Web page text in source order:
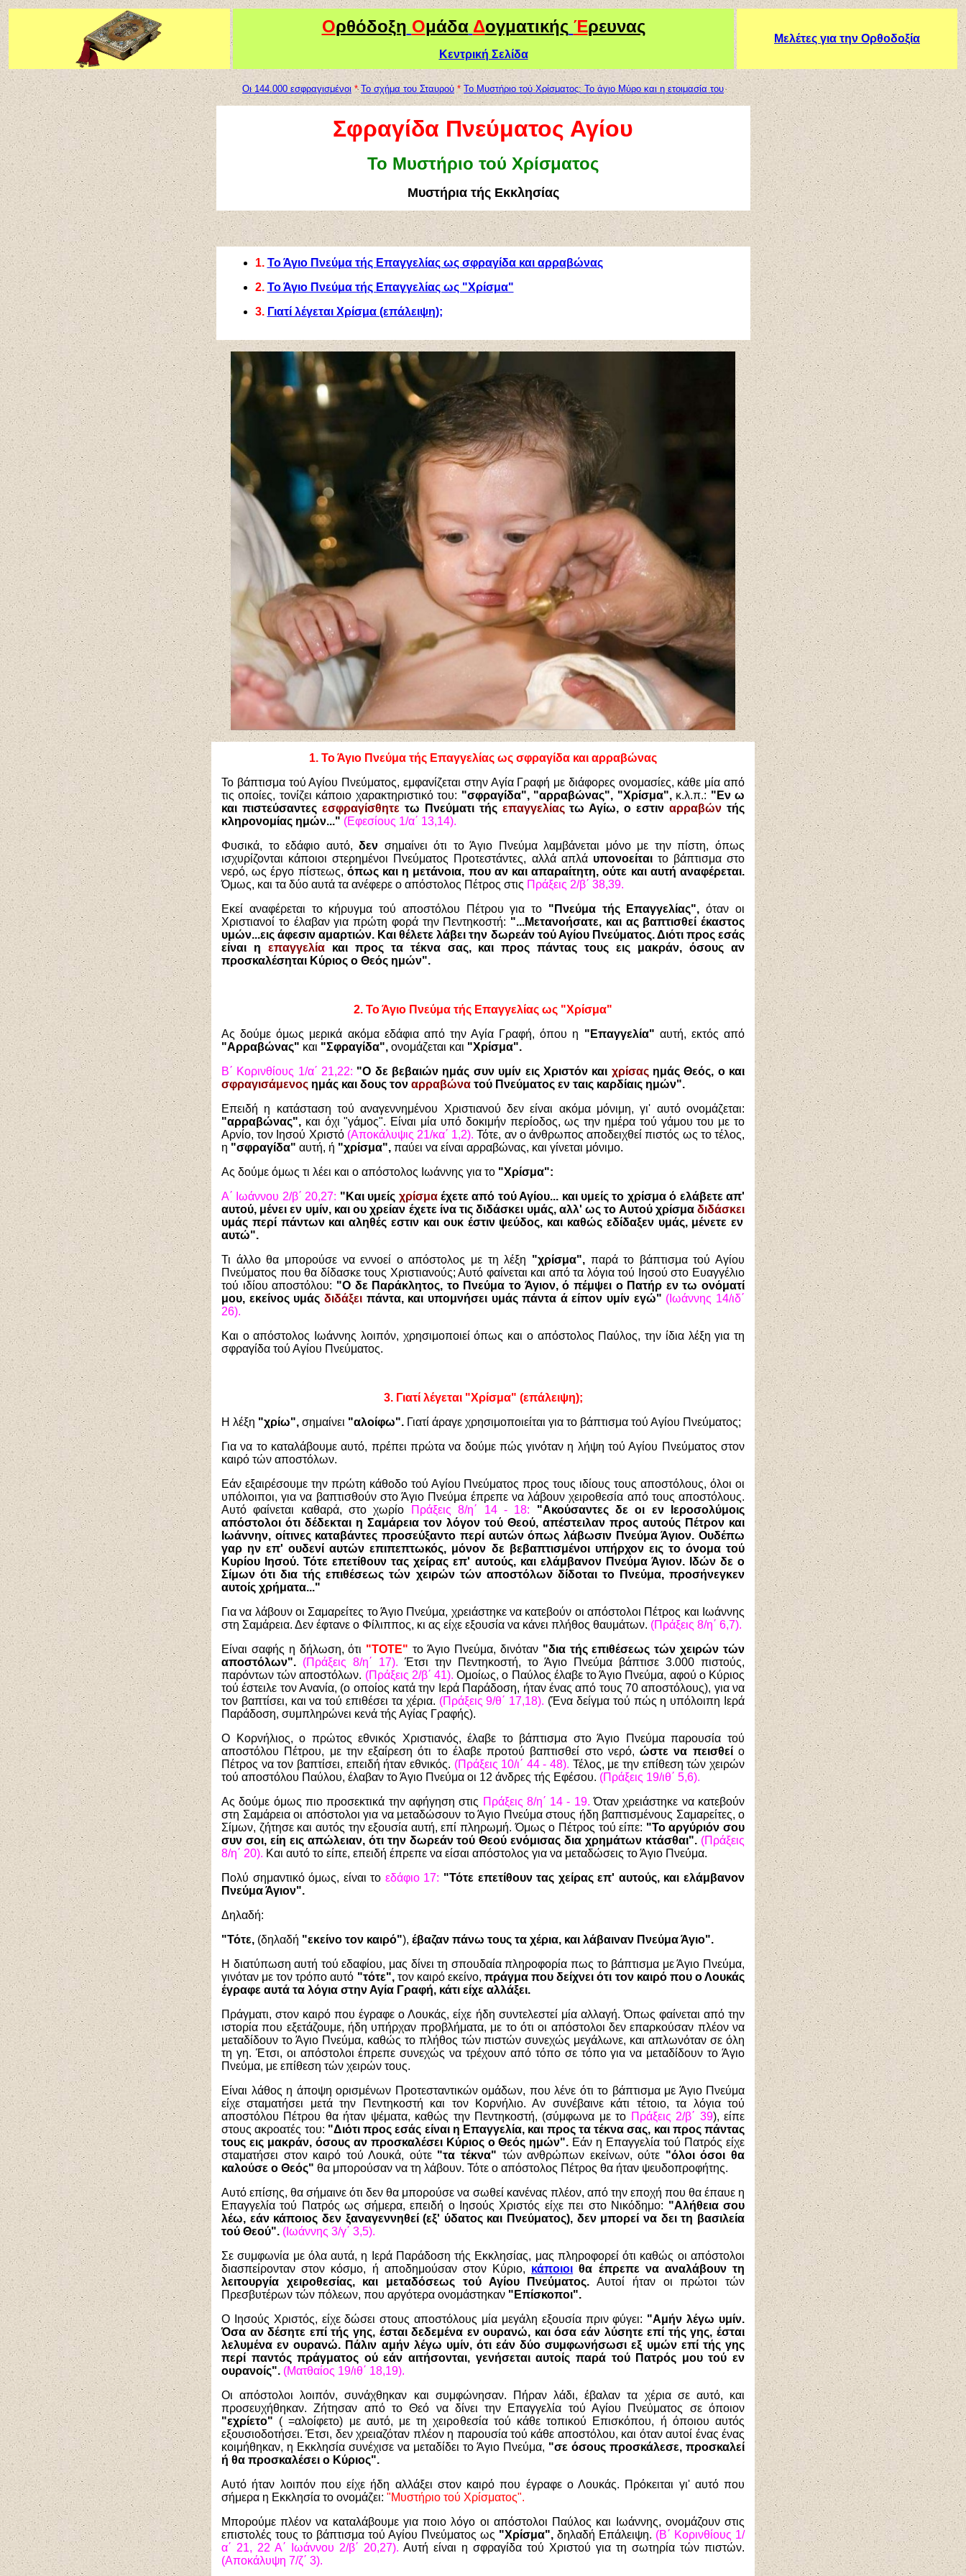
Ορθόδοξη Ομάδα Δογματικής Έρευνας
Κεντρική Σελίδα
Μελέτες για την Ορθοδοξία
Οι 144.000 εσφραγισμένοι * Το σχήμα του Σταυρού * Το Μυστήριο τού Χρίσματος: Το άγιο Μύρο και η ετοιμασία του
Σφραγίδα Πνεύματος Αγίου
Το Μυστήριο τού Χρίσματος
Μυστήρια τής Εκκλησίας
1. Το Άγιο Πνεύμα τής Επαγγελίας ως σφραγίδα και αρραβώνας
2. Το Άγιο Πνεύμα τής Επαγγελίας ως "Χρίσμα"
3. Γιατί λέγεται Χρίσμα (επάλειψη);
1. Το Άγιο Πνεύμα τής Επαγγελίας ως σφραγίδα και αρραβώνας
Το βάπτισμα τού Αγίου Πνεύματος, εμφανίζεται στην Αγία Γραφή με διάφορες ονομασίες, κάθε μία από
τις οποίες, τονίζει κάποιο χαρακτηριστικό του: "σφραγίδα", "αρραβώνας", "Χρίσμα",κ.λ.π.: "Εν ω
και πιστεύσαντες εσφραγίσθητετω Πνεύματι τής επαγγελίαςτω Αγίω, ο εστιναρραβών τής
κληρονομίας ημών..." (Εφεσίους 1/α΄ 13,14).
Φυσικά, το εδάφιο αυτό,δεν σημαίνει ότι το Άγιο Πνεύμα λαμβάνεται μόνο με την πίστη, όπως
ισχυρίζονται κάποιοι στερημένοι Πνεύματος Προτεστάντες, αλλά απλά υπονοείταιτο βάπτισμα στο
νερό, ως έργο πίστεως, όπως και η μετάνοια, που αν και απαραίτητη, ούτε και αυτή αναφέρεται.
Όμως, και τα δύο αυτά τα ανέφερε ο απόστολος Πέτρος στις Πράξεις 2/β΄ 38,39.
Εκεί αναφέρεται το κήρυγμα τού αποστόλου Πέτρου για το "Πνεύμα τής Επαγγελίας", όταν οι
Χριστιανοί το έλαβαν για πρώτη φορά την Πεντηκοστή: "...Μετανοήσατε, και ας βαπτισθεί έκαστος
υμών...εις άφεσιν αμαρτιών. Και θέλετε λάβει την δωρεάν τού Αγίου Πνεύματος. Διότι προς εσάς
είναι η επαγγελίακαι προς τα τέκνα σας, και προς πάντας τους εις μακράν, όσους αν
προσκαλέσηται Κύριος ο Θεός ημών".
2. Το Άγιο Πνεύμα τής Επαγγελίας ως "Χρίσμα"
Ας δούμε όμως μερικά ακόμα εδάφια από την Αγία Γραφή, όπου η "Επαγγελία" αυτή, εκτός από
"Αρραβώνας" και "Σφραγίδα", ονομάζεται και "Χρίσμα".
Β΄ Κορινθίους 1/α΄ 21,22: "Ο δε βεβαιών ημάς συν υμίν εις Χριστόν και χρίσας ημάς Θεός, ο και
σφραγισάμενος ημάς και δους τον αρραβώνα τού Πνεύματος εν ταις καρδίαις ημών".
Επειδή η κατάσταση τού αναγεννημένου Χριστιανού δεν είναι ακόμα μόνιμη, γι' αυτό ονομάζεται:
"αρραβώνας", και όχι "γάμος". Είναι μία υπό δοκιμήν περίοδος, ως την ημέρα τού γάμου του με το
Αρνίο, τον Ιησού Χριστό (Αποκάλυψις 21/κα΄ 1,2). Τότε, αν ο άνθρωπος αποδειχθεί πιστός ως το τέλος,
η "σφραγίδα" αυτή, ή "χρίσμα", παύει να είναι αρραβώνας, και γίνεται μόνιμο.
Ας δούμε όμως τι λέει και ο απόστολος Ιωάννης για το "Χρίσμα":
Α΄ Ιωάννου 2/β΄ 20,27: "Και υμείς χρίσμαέχετε από τού Αγίου... και υμείς το χρίσμα ό ελάβετε απ'
αυτού, μένει εν υμίν, και ου χρείαν έχετε ίνα τις διδάσκει υμάς, αλλ' ως το Αυτού χρίσμα διδάσκει
υμάς περί πάντων και αληθές εστιν και ουκ έστιν ψεύδος, και καθώς εδίδαξεν υμάς, μένετε εν
αυτώ".
Τι άλλο θα μπορούσε να εννοεί ο απόστολος με τη λέξη "χρίσμα",παρά το βάπτισμα τού Αγίου
Πνεύματος που θα δίδασκε τους Χριστιανούς; Αυτό φαίνεται και από τα λόγια τού Ιησού στο Ευαγγέλιο
τού ιδίου αποστόλου: "Ο δε Παράκλητος, το Πνεύμα το Άγιον, ό πέμψει ο Πατήρ εν τω ονόματί
μου, εκείνος υμάς διδάξειπάντα, και υπομνήσει υμάς πάντα ά είπον υμίν εγώ" (Ιωάννης 14/ιδ΄
26).
Και ο απόστολος Ιωάννης λοιπόν, χρησιμοποιεί όπως και ο απόστολος Παύλος, την ίδια λέξη για τη
σφραγίδα τού Αγίου Πνεύματος.
3. Γιατί λέγεται "Χρίσμα" (επάλειψη);
Η λέξη "χρίω", σημαίνει "αλοίφω". Γιατί άραγε χρησιμοποιείται για το βάπτισμα τού Αγίου Πνεύματος;
Για να το καταλάβουμε αυτό, πρέπει πρώτα να δούμε πώς γινόταν η λήψη τού Αγίου Πνεύματος στον
καιρό τών αποστόλων.
Εάν εξαιρέσουμε την πρώτη κάθοδο τού Αγίου Πνεύματος προς τους ιδίους τους αποστόλους, όλοι οι
υπόλοιποι, για να βαπτισθούν στο Άγιο Πνεύμα έπρεπε να λάβουν χειροθεσία από τους αποστόλους.
Αυτό φαίνεται καθαρά, στο χωρίο
Πράξεις 8/η΄ 14 - 18:
"Ακούσαντες δε οι εν Ιεροσολύμοις
απόστολοι ότι δέδεκται η Σαμάρεια τον λόγον τού Θεού, απέστειλαν προς αυτούς Πέτρον και
Ιωάννην, οίτινες καταβάντες προσεύξαντο περί αυτών όπως λάβωσιν Πνεύμα Άγιον. Ουδέπω
γαρ ην επ' ουδενί αυτών επιπεπτωκός, μόνον δε βεβαπτισμένοι υπήρχον εις το όνομα τού
Κυρίου Ιησού. Τότε επετίθουν τας χείρας επ' αυτούς, και ελάμβανον Πνεύμα Άγιον. Ιδών δε ο
Σίμων ότι δια τής επιθέσεως τών χειρών τών αποστόλων δίδοται το Πνεύμα, προσήνεγκεν
αυτοίς χρήματα..."
Για να λάβουν οι Σαμαρείτες το Άγιο Πνεύμα, χρειάστηκε να κατεβούν οι απόστολοι Πέτρος και Ιωάννης
στη Σαμάρεια. Δεν έφτανε ο Φίλιππος, κι ας είχε εξουσία να κάνει πλήθος θαυμάτων. (Πράξεις 8/η΄ 6,7).
Είναι σαφής η δήλωση, ότι "TOTE"το Άγιο Πνεύμα, δινόταν "δια τής επιθέσεως τών χειρών τών
αποστόλων". (Πράξεις 8/η΄ 17). Έτσι την Πεντηκοστή, το Άγιο Πνεύμα βάπτισε 3.000 πιστούς,
παρόντων τών αποστόλων. (Πράξεις 2/β΄ 41). Ομοίως, ο Παύλος έλαβε το Άγιο Πνεύμα, αφού ο Κύριος
τού έστειλε τον Ανανία, (ο οποίος κατά την Ιερά Παράδοση, ήταν ένας από τους 70 αποστόλους), για να
τον βαπτίσει, και να τού επιθέσει τα χέρια. (Πράξεις 9/θ΄ 17,18). (Ένα δείγμα τού πώς η υπόλοιπη Ιερά
Παράδοση, συμπληρώνει κενά τής Αγίας Γραφής).
Ο Κορνήλιος, ο πρώτος εθνικός Χριστιανός, έλαβε το βάπτισμα στο Άγιο Πνεύμα παρουσία τού
αποστόλου Πέτρου, με την εξαίρεση ότι το έλαβε προτού βαπτισθεί στο νερό,ώστε να πεισθείο
Πέτρος να τον βαπτίσει, επειδή ήταν εθνικός. (Πράξεις 10/ι΄ 44 - 48). Τέλος, με την επίθεση τών χειρών
τού αποστόλου Παύλου, έλαβαν το Άγιο Πνεύμα οι 12 άνδρες τής Εφέσου. (Πράξεις 19/ιθ΄ 5,6).
Ας δούμε όμως πιο προσεκτικά την αφήγηση στις Πράξεις 8/η΄ 14 - 19. Όταν χρειάστηκε να κατεβούν
στη Σαμάρεια οι απόστολοι για να μεταδώσουν το Άγιο Πνεύμα στους ήδη βαπτισμένους Σαμαρείτες, ο
Σίμων, ζήτησε και αυτός την εξουσία αυτή, επί πληρωμή. Όμως ο Πέτρος τού είπε: "Το αργύριόν σου
συν σοι, είη εις απώλειαν, ότι την δωρεάν τού Θεού ενόμισας δια χρημάτων κτάσθαι". (Πράξεις
8/η΄ 20). Και αυτό το είπε, επειδή έπρεπε να είσαι απόστολος για να μεταδώσεις το Άγιο Πνεύμα.
Πολύ σημαντικό όμως, είναι το εδάφιο 17: "Τότε επετίθουν τας χείρας επ' αυτούς, και ελάμβανον
Πνεύμα Άγιον".
Δηλαδή:
"Τότε, (δηλαδή "εκείνο τον καιρό"), έβαζαν πάνω τους τα χέρια, και λάβαιναν Πνεύμα Άγιο".
Η διατύπωση αυτή τού εδαφίου, μας δίνει τη σπουδαία πληροφορία πως το βάπτισμα με Άγιο Πνεύμα,
γινόταν με τον τρόπο αυτό "τότε",τον καιρό εκείνο,πράγμα που δείχνει ότι τον καιρό που ο Λουκάς
έγραφε αυτά τα λόγια στην Αγία Γραφή, κάτι είχε αλλάξει.
Πράγματι, στον καιρό που έγραφε ο Λουκάς, είχε ήδη συντελεστεί μία αλλαγή. Όπως φαίνεται από την
ιστορία που εξετάζουμε, ήδη υπήρχαν προβλήματα, με το ότι οι απόστολοι δεν επαρκούσαν πλέον να
μεταδίδουν το Άγιο Πνεύμα, καθώς το πλήθος τών πιστών συνεχώς μεγάλωνε, και απλωνόταν σε όλη
τη γη. Έτσι, οι απόστολοι έπρεπε συνεχώς να τρέχουν από τόπο σε τόπο για να μεταδίδουν το Άγιο
Πνεύμα, με επίθεση τών χειρών τους.
Είναι λάθος η άποψη ορισμένων Προτεσταντικών ομάδων, που λένε ότι το βάπτισμα με Άγιο Πνεύμα
είχε σταματήσει μετά την Πεντηκοστή και τον Κορνήλιο. Αν συνέβαινε κάτι τέτοιο, τα λόγια τού
αποστόλου Πέτρου θα ήταν ψέματα, καθώς την Πεντηκοστή, (σύμφωνα με το Πράξεις 2/β΄ 39), είπε
στους ακροατές του: "Διότι προς εσάς είναι η Επαγγελία, και προς τα τέκνα σας, και προς πάντας
τους εις μακράν, όσους αν προσκαλέσει Κύριος ο Θεός ημών". Εάν η Επαγγελία τού Πατρός είχε
σταματήσει στον καιρό τού Λουκά, ούτε "τα τέκνα" τών ανθρώπων εκείνων, ούτε "όλοι όσοι θα
καλούσε ο Θεός" θα μπορούσαν να τη λάβουν. Τότε ο απόστολος Πέτρος θα ήταν ψευδοπροφήτης.
Αυτό επίσης, θα σήμαινε ότι δεν θα μπορούσε να σωθεί κανένας πλέον, από την εποχή που θα έπαυε η
Επαγγελία τού Πατρός ως σήμερα, επειδή ο Ιησούς Χριστός είχε πει στο Νικόδημο: "Αλήθεια σου
λέω, εάν κάποιος δεν ξαναγεννηθεί (εξ' ύδατος και Πνεύματος), δεν μπορεί να δει τη βασιλεία
τού Θεού". (Ιωάννης 3/γ΄ 3,5).
Σε συμφωνία με όλα αυτά, η Ιερά Παράδοση τής Εκκλησίας, μας πληροφορεί ότι καθώς οι απόστολοι
διασπείρονταν στον κόσμο, ή αποδημούσαν στον Κύριο, κάποιοι θα έπρεπε να αναλάβουν τη
λειτουργία χειροθεσίας, και μεταδόσεως τού Αγίου Πνεύματος. Αυτοί ήταν οι πρώτοι τών
Πρεσβυτέρων τών πόλεων, που αργότερα ονομάστηκαν "Επίσκοποι".
Ο Ιησούς Χριστός, είχε δώσει στους αποστόλους μία μεγάλη εξουσία πριν φύγει: "Αμήν λέγω υμίν.
Όσα αν δέσητε επί τής γης, έσται δεδεμένα εν ουρανώ, και όσα εάν λύσητε επί τής γης, έσται
λελυμένα εν ουρανώ. Πάλιν αμήν λέγω υμίν, ότι εάν δύο συμφωνήσωσι εξ υμών επί τής γης
περί παντός πράγματος ού εάν αιτήσονται, γενήσεται αυτοίς παρά τού Πατρός μου τού εν
ουρανοίς". (Ματθαίος 19/ιθ΄ 18,19).
Οι απόστολοι λοιπόν, συνάχθηκαν και συμφώνησαν. Πήραν λάδι, έβαλαν τα χέρια σε αυτό, και
προσευχήθηκαν. Ζήτησαν από το Θεό να δίνει την Επαγγελία τού Αγίου Πνεύματος σε όποιον
"εχρίετο" ( =αλοίφετο) με αυτό, με τη χειροθεσία τού κάθε τοπικού Επισκόπου, ή όποιου αυτός
εξουσιοδοτήσει. Έτσι, δεν χρειαζόταν πλέον η παρουσία τού κάθε αποστόλου, και όταν αυτοί ένας ένας
κοιμήθηκαν, η Εκκλησία συνέχισε να μεταδίδει το Άγιο Πνεύμα, "σε όσους προσκάλεσε, προσκαλεί
ή θα προσκαλέσει ο Κύριος".
Αυτό ήταν λοιπόν που είχε ήδη αλλάξει στον καιρό που έγραφε ο Λουκάς. Πρόκειται γι' αυτό που
σήμερα η Εκκλησία το ονομάζει: "Μυστήριο τού Χρίσματος".
Μπορούμε πλέον να καταλάβουμε για ποιο λόγο οι απόστολοι Παύλος και Ιωάννης, ονομάζουν στις
επιστολές τους το βάπτισμα τού Αγίου Πνεύματος ως "Χρίσμα", δηλαδή Επάλειψη. (Β΄ Κορινθίους 1/
α΄ 21, 22 Α΄ Ιωάννου 2/β΄ 20,27). Αυτή είναι η σφραγίδα τού Χριστού για τη σωτηρία τών πιστών.
(Αποκάλυψη 7/ζ΄ 3).